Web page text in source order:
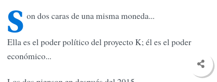
S on dos caras de una misma moneda...
Ella es el poder político del proyecto K; él es el poder
económico...